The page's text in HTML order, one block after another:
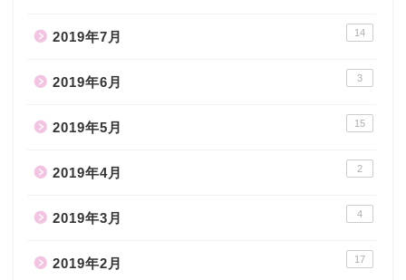
2019年7月 14
2019年6月 3
2019年5月 15
2019年4月 2
2019年3月 4
2019年2月 17